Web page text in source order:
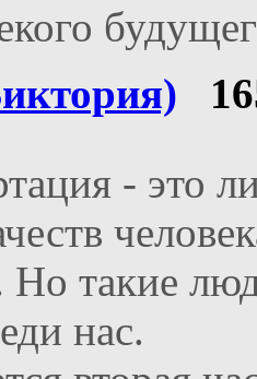
- это
Но такие
нас.